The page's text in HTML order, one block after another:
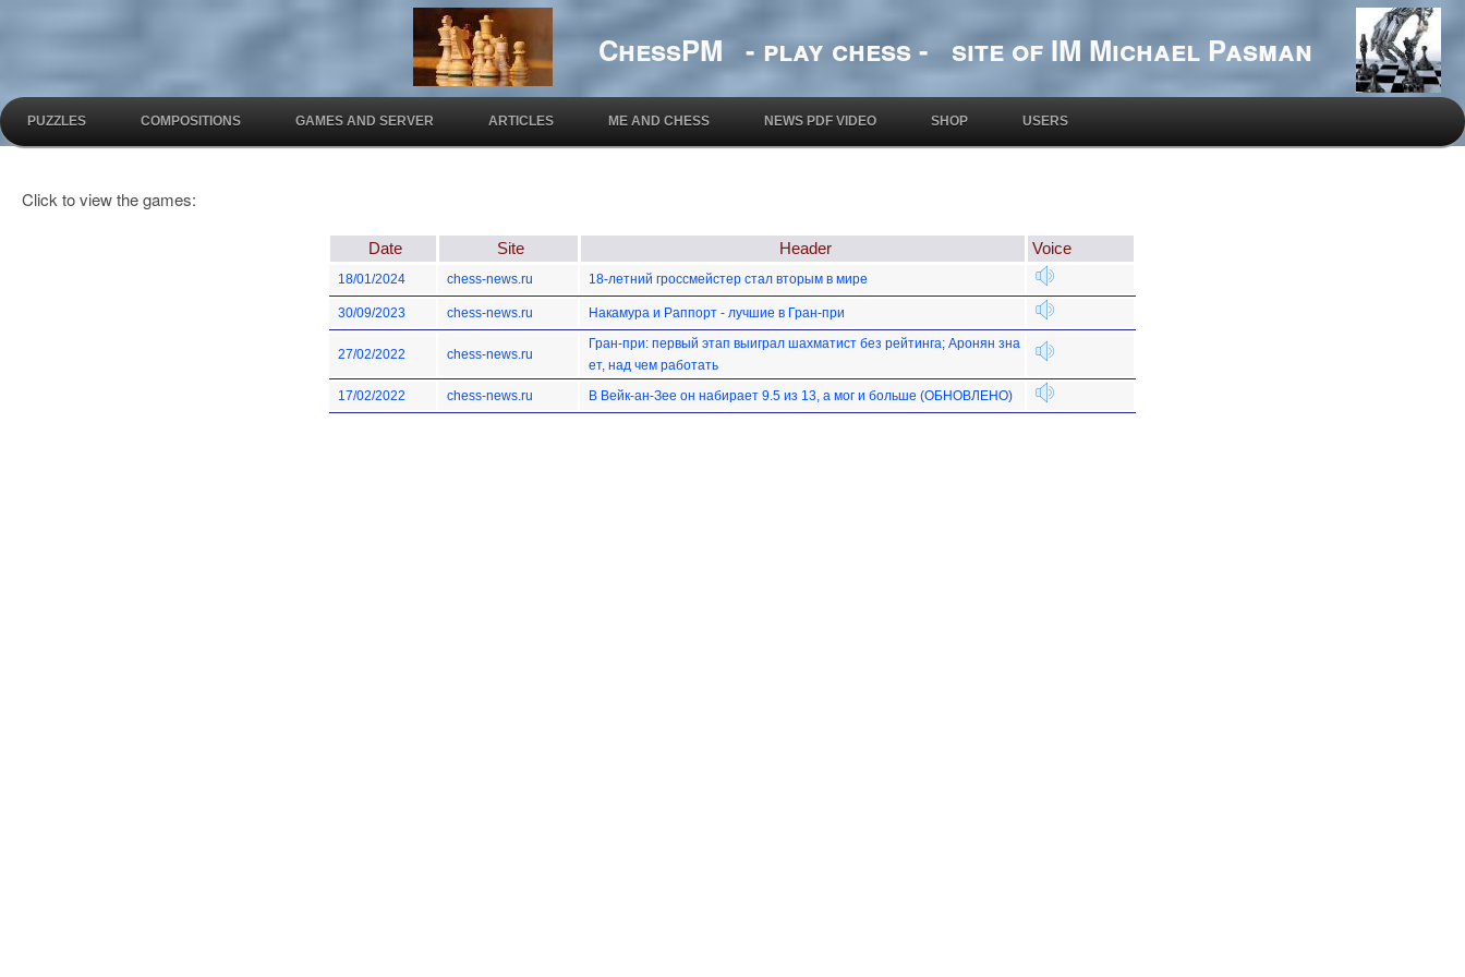
ChessPM - play chess - site of IM Michael Pasman
PUZZLES COMPOSITIONS GAMES AND SERVER ARTICLES ME AND CHESS NEWS PDF VIDEO SHOP USERS
Click to view the games:
Date Site Header Voice
18/01/2024 chess-news.ru 18-летний гроссмейстер стал вторым в мире
30/09/2023 chess-news.ru Накамура и Раппорт - лучшие в Гран-при
27/02/2022 chess-news.ru
Гран-при: первый этап выиграл шахматист без рейтинга; Аронян зна
ет, над чем работать
17/02/2022
chess-news.ru В Вейк-ан-Зее он набирает 9.5 из 13, а мог и больше (ОБНОВЛЕНО)